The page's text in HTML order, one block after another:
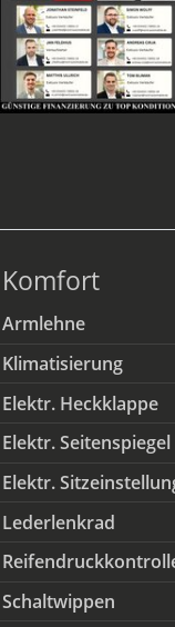
Komfort
Armlehne
Klimatisierung
Elektr. Heckklappe
Elektr. Seitenspiegel
Elektr.
Lederlenkrad
Schaltwippen